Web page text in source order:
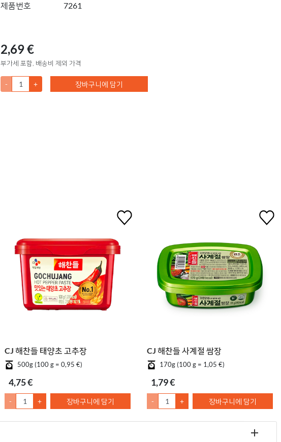
제품번호 7261
2,69 €
부가세 포함, 배송비 제외 가격
- + 장바구니에 담기
CJ 해찬들 태양초 고추장
500g (100 g = 0,95 €)
4,75 €
- + 장바구니에 담기
CJ 해찬들 사계절 쌈장
170g (100 g = 1,05 €)
1,79 €
- + 장바구니에 담기